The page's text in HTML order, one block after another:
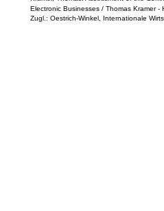
Kramer, Thomas: Assessment of the
Electronic Businesses / Thomas Kramer -